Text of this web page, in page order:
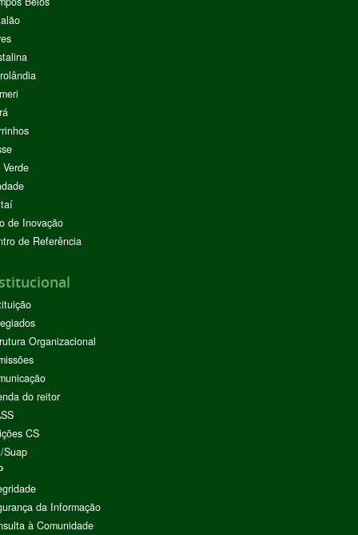
de Inovação
de Referência
Organizacional
do reitor
CS
Suap
da Informação
à Comunidade